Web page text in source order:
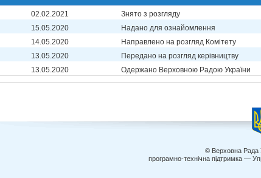
02.02.2021
Знято з розгляду
15.05.2020
Надано для ознайомлення
14.05.2020
Направлено на розгляд Комітету
13.05.2020
Передано на розгляд керівництву
13.05.2020
Одержано Верховною Радою України
© Верховна Рада
програмно-технічна підтримка —